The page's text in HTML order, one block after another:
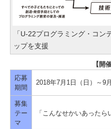
「U-22プログラミング・コ
ップを支援
【開
応募
期間
2018年7月1日（日）～9
募集
テー
マ
「こんなせかいあったら